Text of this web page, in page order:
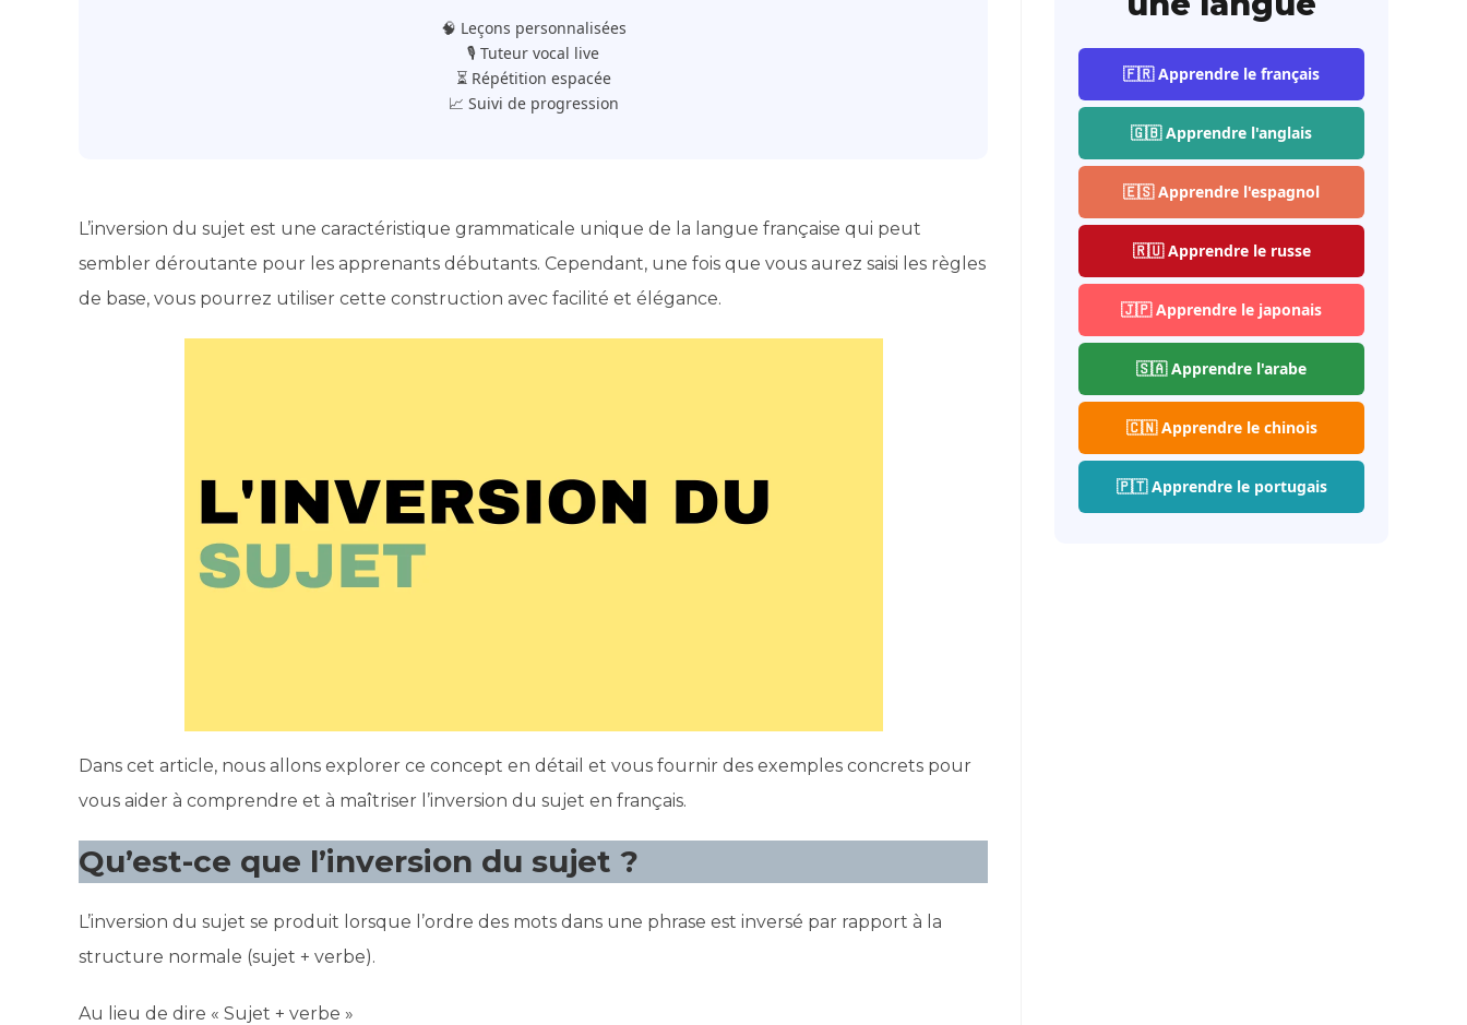
🧠 Leçons personnalisées
🎙️ Tuteur vocal live
⏳ Répétition espacée
📈 Suivi de progression
L’inversion du sujet est une caractéristique grammaticale unique de la langue française qui peut
sembler déroutante pour les apprenants débutants. Cependant, une fois que vous aurez saisi les règles
de base, vous pourrez utiliser cette construction avec facilité et élégance.
Dans cet article, nous allons explorer ce concept en détail et vous fournir des exemples concrets pour
vous aider à comprendre et à maîtriser l’inversion du sujet en français.
Qu’est-ce que l’inversion du sujet ?
L’inversion du sujet se produit lorsque l’ordre des mots dans une phrase est inversé par rapport à la
structure normale (sujet + verbe).
Au lieu de dire « Sujet + verbe »
🇫🇷 Apprendre le français
🇬🇧 Apprendre l'anglais
🇪🇸 Apprendre l'espagnol
🇷🇺 Apprendre le russe
🇯🇵 Apprendre le japonais
🇸🇦 Apprendre l'arabe
🇨🇳 Apprendre le chinois
🇵🇹 Apprendre le portugais